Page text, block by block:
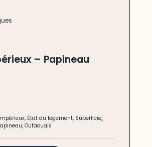
– Papineau
, État du logement, Superficie,
, Outaouais